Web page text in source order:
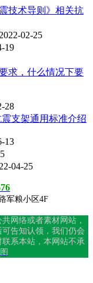
技术导则》相关抗
02-25
19
求，什么情况下要
28
支架通用标准介绍
13
04-25
军粮小区4F
网络或者素材网站，
告知认领，我们仍会
系本站，本网站不承